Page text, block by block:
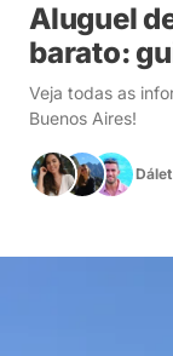
Aluguel
barato:
Veja todas as
Buenos Aires!